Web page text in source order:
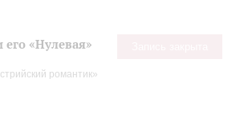
«Нулевая»
романтик»